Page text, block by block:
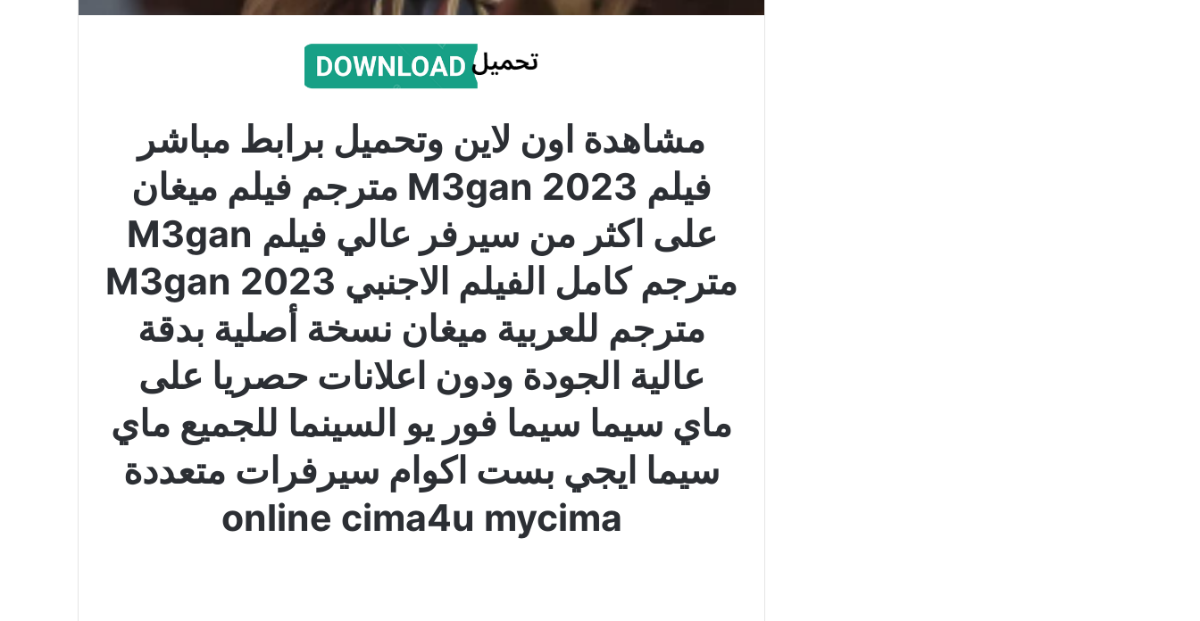
مشاهدة اون لاين وتحميل برابط مباشر
فيلم M3gan 2023 مترجم فيلم ميغان
على اكثر من سيرفر عالي فيلم M3gan
مترجم كامل الفيلم الاجنبي M3gan 2023
مترجم للعربية ميغان نسخة أصلية بدقة
عالية الجودة ودون اعلانات حصريا على
ماي سيما سيما فور يو السينما للجميع ماي
سيما ايجي بست اكوام سيرفرات متعددة
online cima4u mycima